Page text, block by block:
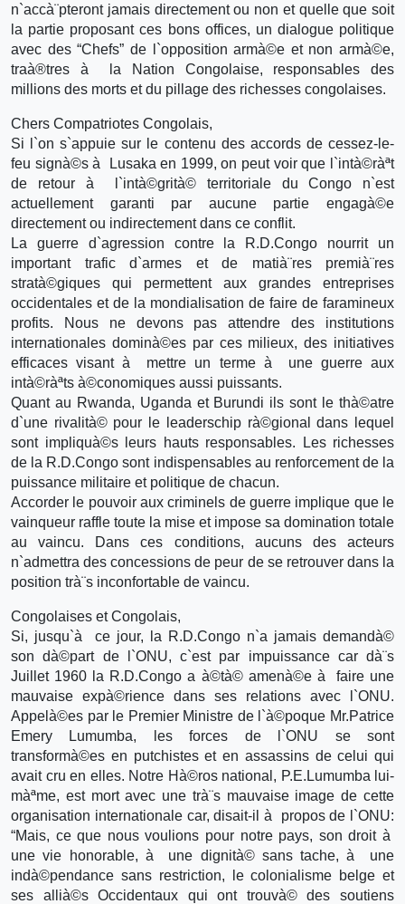
n`accà¨pteront jamais directement ou non et quelle que soit
la partie proposant ces bons offices, un dialogue politique
avec des “Chefs” de l`opposition armà©e et non armà©e,
traà®tres à la Nation Congolaise, responsables des
millions des morts et du pillage des richesses congolaises.
Chers Compatriotes Congolais,
Si l`on s`appuie sur le contenu des accords de cessez-le-
feu signà©s à Lusaka en 1999, on peut voir que l`intà©ràªt
de retour à l`intà©grità© territoriale du Congo n`est
actuellement garanti par aucune partie engagà©e
directement ou indirectement dans ce conflit.
La guerre d`agression contre la R.D.Congo nourrit un
important trafic d`armes et de matià¨res premià¨res
stratà©giques qui permettent aux grandes entreprises
occidentales et de la mondialisation de faire de faramineux
profits. Nous ne devons pas attendre des institutions
internationales dominà©es par ces milieux, des initiatives
efficaces visant à mettre un terme à une guerre aux
intà©ràªts à©conomiques aussi puissants.
Quant au Rwanda, Uganda et Burundi ils sont le thà©atre
d`une rivalità© pour le leaderschip rà©gional dans lequel
sont impliquà©s leurs hauts responsables. Les richesses
de la R.D.Congo sont indispensables au renforcement de la
puissance militaire et politique de chacun.
Accorder le pouvoir aux criminels de guerre implique que le
vainqueur raffle toute la mise et impose sa domination totale
au vaincu. Dans ces conditions, aucuns des acteurs
n`admettra des concessions de peur de se retrouver dans la
position trà¨s inconfortable de vaincu.
Congolaises et Congolais,
Si, jusqu`à ce jour, la R.D.Congo n`a jamais demandà©
son dà©part de l`ONU, c`est par impuissance car dà¨s
Juillet 1960 la R.D.Congo a à©tà© amenà©e à faire une
mauvaise expà©rience dans ses relations avec l`ONU.
Appelà©es par le Premier Ministre de l`à©poque Mr.Patrice
Emery Lumumba, les forces de l`ONU se sont
transformà©es en putchistes et en assassins de celui qui
avait cru en elles. Notre Hà©ros national, P.E.Lumumba lui-
màªme, est mort avec une trà¨s mauvaise image de cette
organisation internationale car, disait-il à propos de l`ONU:
“Mais, ce que nous voulions pour notre pays, son droit à
une vie honorable, à une dignità© sans tache, à une
indà©pendance sans restriction, le colonialisme belge et
ses allià©s Occidentaux qui ont trouvà© des soutiens